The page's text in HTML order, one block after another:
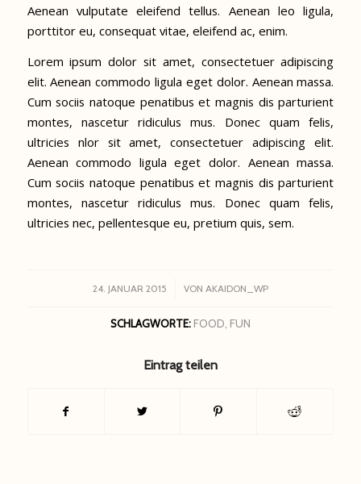
Aenean vulputate eleifend tellus. Aenean leo ligula,
porttitor eu, consequat vitae, eleifend ac, enim.
Lorem ipsum dolor sit amet, consectetuer adipiscing
elit. Aenean commodo ligula eget dolor. Aenean massa.
Cum sociis natoque penatibus et magnis dis parturient
montes, nascetur ridiculus mus. Donec quam felis,
ultricies nlor sit amet, consectetuer adipiscing elit.
Aenean commodo ligula eget dolor. Aenean massa.
Cum sociis natoque penatibus et magnis dis parturient
montes, nascetur ridiculus mus. Donec quam felis,
ultricies nec, pellentesque eu, pretium quis, sem.
24. JANUAR 2015
/ VON AKAIDON_WP
SCHLAGWORTE: FOOD FUN
Eintrag teilen